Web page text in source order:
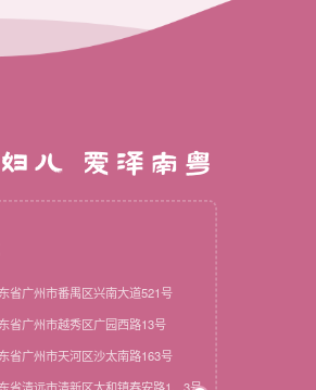
儿 爱泽南粤
省广州市番禺区兴南大道521号
省广州市越秀区广园西路13号
省广州市天河区沙太南路163号